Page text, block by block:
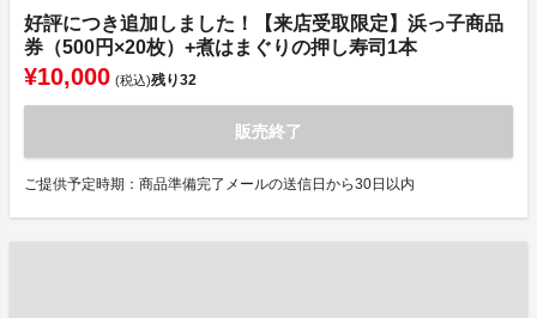
好評につき追加しました！【来店受取限定】浜っ子商品
券（500円×20枚）+煮はまぐりの押し寿司1本
¥10,000 (税込)残り32
販売終了
ご提供予定時期：商品準備完了メールの送信日から30日以内